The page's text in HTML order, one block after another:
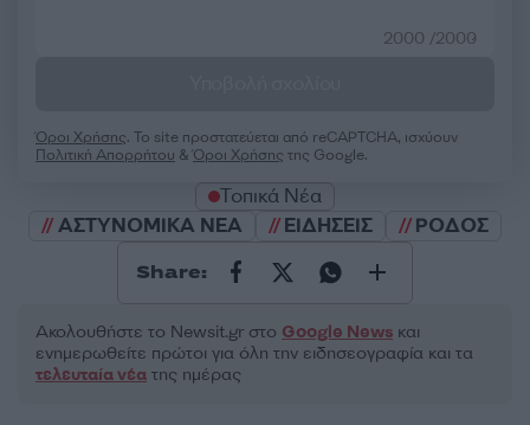
2000 /2000
Όροι Χρήσης. Το site προστατεύεται από reCAPTCHA, ισχύουν
Πολιτική Απορρήτου &Όροι Χρήσης της Google.
Τοπικά Νέα
ΑΣΤΥΝΟΜΙΚΑ ΝΕΑ
ΕΙΔΗΣΕΙΣ ΡΟΔΟΣ
Share:
Ακολουθήστε το Νewsit.gr στο Google News και
ενημερωθείτε πρώτοι για όλη την ειδησεογραφία και τα
τελευταία νέα της ημέρας